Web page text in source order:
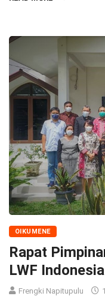
OIKUMENE
Rapat
LWF Indonesia
Frengki Napitupulu